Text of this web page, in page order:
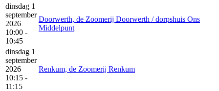
dinsdag 1
september
2026
10:00 -
10:45
Doorwerth, de Zoomerij Doorwerth / dorpshuis Ons
Middelpunt
dinsdag 1
september
2026
10:15 -
11:15
Renkum, de Zoomerij Renkum